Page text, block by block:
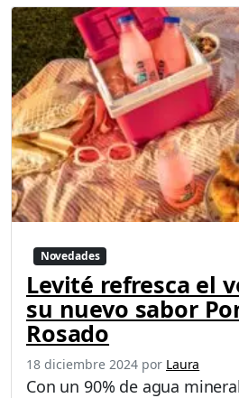
Novedades
Levité refresca el
su nuevo sabor
Rosado
18 diciembre 2024 por Laura
Con un 90% de agua